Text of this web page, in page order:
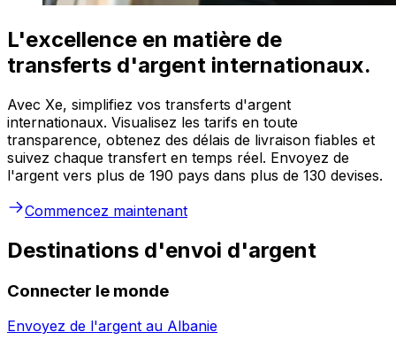
L'excellence en matière de
transferts d'argent internationaux.
Avec Xe, simplifiez vos transferts d'argent
internationaux. Visualisez les tarifs en toute
transparence, obtenez des délais de livraison fiables et
suivez chaque transfert en temps réel. Envoyez de
l'argent vers plus de 190 pays dans plus de 130 devises.
Commencez maintenant
Destinations d'envoi d'argent
Connecter le monde
Envoyez de l'argent au Albanie